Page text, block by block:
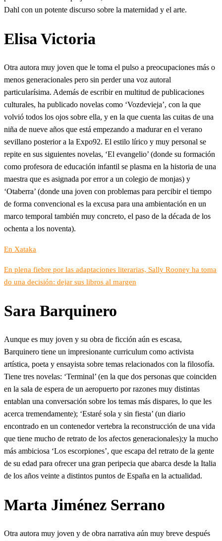
Dahl con un potente discurso sobre la maternidad y el arte.
Elisa Victoria
Otra autora muy joven que le toma el pulso a preocupaciones más o
menos generacionales pero sin perder una voz autoral
particularísima. Además de escribir en multitud de publicaciones
culturales, ha publicado novelas como ‘Vozdevieja’, con la que
volvió todos los ojos sobre ella, y en la que cuenta las cuitas de una
niña de nueve años que está empezando a madurar en el verano
sevillano posterior a la Expo92. El estilo lírico y muy personal se
repite en sus siguientes novelas, ‘El evangelio’ (donde su formación
como profesora de educación infantil se plasma en la historia de una
maestra que es asignada por error a un colegio de monjas) y
‘Otaberra’ (donde una joven con problemas para percibir el tiempo
de forma convencional es la excusa para una ambientación en un
marco temporal también muy concreto, el paso de la década de los
ochenta a los noventa).
En Xataka
En plena fiebre por las adaptaciones literarias, Sally Rooney ha toma
do una decisión: dejar sus libros al margen
Sara Barquinero
Aunque es muy joven y su obra de ficción aún es escasa,
Barquinero tiene un impresionante curriculum como activista
artística, poeta y ensayista sobre temas relacionados con la filosofía.
Tiene tres novelas: ‘Terminal’ (en la que dos personas que coinciden
en la sala de espera de un aeropuerto por razones muy distintas
entablan una conversación sobre los temas más dispares, lo que les
acerca tremendamente); ‘Estaré sola y sin fiesta’ (un diario
encontrado en un contenedor vertebra la reconstrucción de una vida
que tiene mucho de retrato de los afectos generacionales);y la mucho
más ambiciosa ‘Los escorpiones’, que escapa del retrato de la gente
de su edad para ofrecer una gran peripecia que abarca desde la Italia
de los años veinte a distintos puntos de España en la actualidad.
Marta Jiménez Serrano
Otra autora muy joven y de obra narrativa aún muy breve después